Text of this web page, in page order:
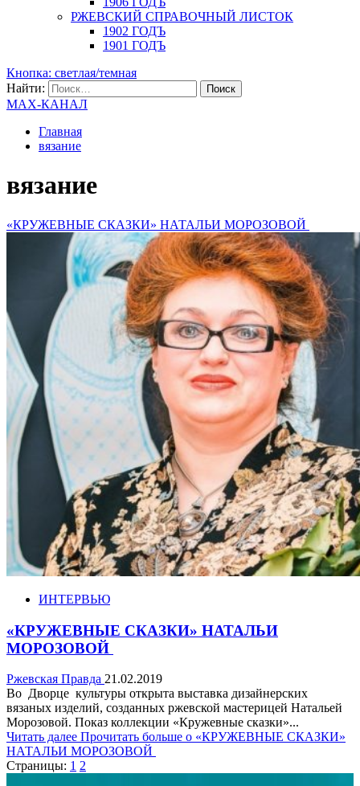
РЖЕВСКИЙ СПРАВОЧНЫЙ ЛИСТОК
1902 ГОДЪ
1901 ГОДЪ
Кнопка: светлая/темная
Найти:
MAX-КАНАЛ
Главная
вязание
вязание
«КРУЖЕВНЫЕ СКАЗКИ» НАТАЛЬИ МОРОЗОВОЙ
ИНТЕРВЬЮ
«КРУЖЕВНЫЕ СКАЗКИ» НАТАЛЬИ
МОРОЗОВОЙ
Ржевская Правда 21.02.2019
Во Дворце культуры открыта выставка дизайнерских
вязаных изделий, созданных ржевской мастерицей Натальей
Морозовой. Показ коллекции «Кружевные сказки»...
Читать далее Прочитать больше о «КРУЖЕВНЫЕ СКАЗКИ»
НАТАЛЬИ МОРОЗОВОЙ
Страницы: 1 2